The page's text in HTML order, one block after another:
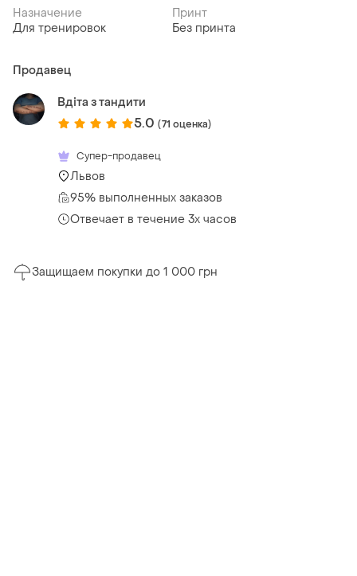
Назначение
Для тренировок
Принт
Без принта
Продавец
Вдіта з тандити
5.0 (71 оценка)
Супер-продавец
Львов
95% выполненных заказов
Отвечает в течение 3х часов
Защищаем покупки до 1 000 грн